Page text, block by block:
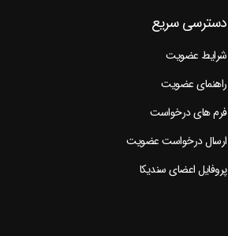
دسترسی سریع
شرایط عضویت
راهنمای عضویت
فرم های درخواست
ارسال درخواست عضویت
پروفایل اعضای سندیکا